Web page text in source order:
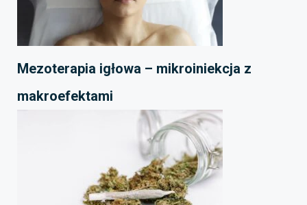
Mezoterapia igłowa – mikroiniekcja z
makroefektami